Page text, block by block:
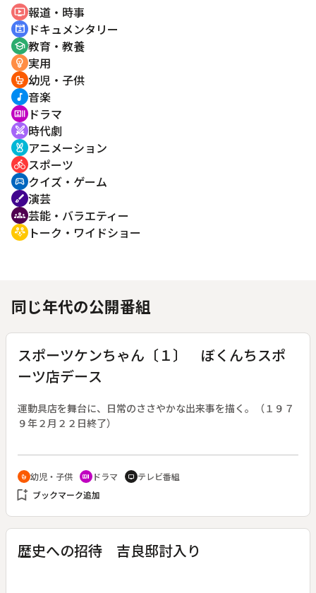
ondemand_video 報道・時事
cinematic_blur ドキュメンタリー
school 教育・教養
emoji_objects 実用
crib 幼児・子供
music_note 音楽
recent_actors ドラマ
swords 時代劇
cruelty_free アニメーション
directions_bike スポーツ
sports_esports クイズ・ゲーム
brush 演芸
groups 芸能・バラエティー
adaptive_audio_mic トーク・ワイドショー
同じ年代の公開番組
スポーツケンちゃん〔１〕 ぼくんちスポ
ーツ店デース
運動具店を舞台に、日常のささやかな出来事を描く。（１９７
９年２月２２日終了）
crib 幼児・子供 recent_actors ドラマ tv テレビ番組
bookmark_add ブックマーク追加
歴史への招待 吉良邸討入り